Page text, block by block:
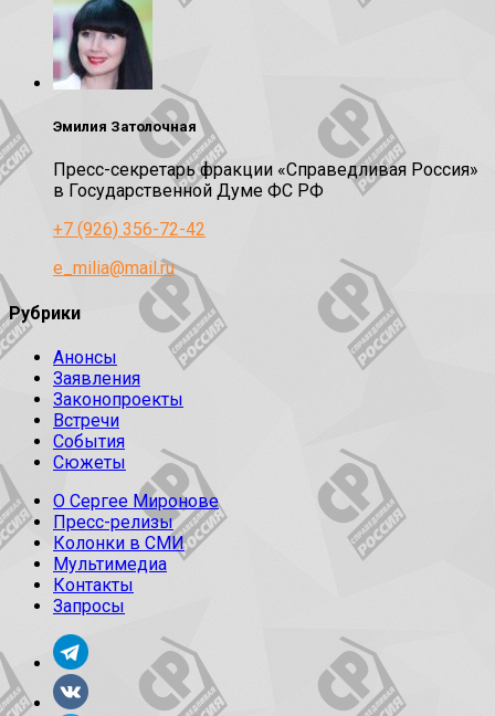
Эмилия Затолочная
Пресс-секретарь фракции «Справедливая Россия»
в Государственной Думе ФС РФ
+7 (926) 356-72-42
e_milia@mail.ru
Рубрики
Анонсы
Заявления
Законопроекты
Встречи
События
Сюжеты
О Сергее Миронове
Пресс-релизы
Колонки в СМИ
Мультимедиа
Контакты
Запросы